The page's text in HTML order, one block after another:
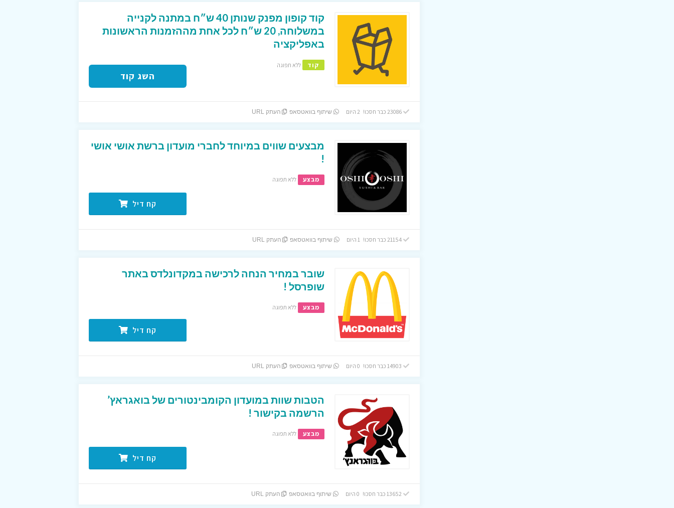
קוד קופון מפנק שנותן 40 ש״ח במתנה לקנייה
במשלוחה, 20 ש״ח לכל אחת מההזמנות הראשונות
באפליקציה
קוד ללא תפוגה
השג קוד
23086 כבר חסכו! 2 היום שיתוף בוואטסאפ העתק URL
מבצעים שווים במיוחד לחברי מועדון ברשת אושי אושי
!
מבצע ללא תפוגה
קח דיל
21154 כבר חסכו! 1 היום שיתוף בוואטסאפ העתק URL
שובר במחיר הנחה לרכישה במקדונלדס באתר
שופרסל !
מבצע ללא תפוגה
קח דיל
שיתוף בוואטסאפ העתק URL
הטבות שוות במועדון הקומבינטורים של בואגראץ’
הרשמה בקישור !
מבצע ללא תפוגה
קח דיל
שיתוף בוואטסאפ העתק URL